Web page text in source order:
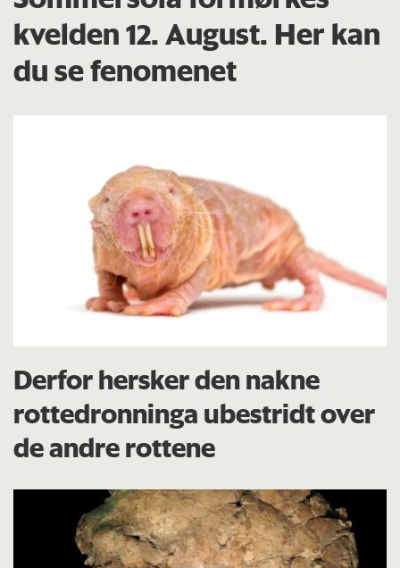
kvelden 12. August. Her kan
du se fenomenet
Derfor hersker den nakne
rottedronninga ubestridt over
de andre rottene